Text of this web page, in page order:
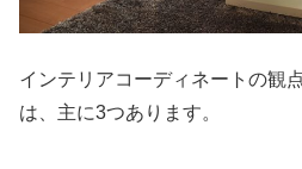
インテリアコーディネートの観
は、主に3つあります。